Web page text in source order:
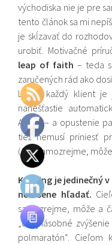
východiska nie je pre
tento článok sa mi
je skĺzavať do
urobiť. Motivačné
leap of faith – teda
zaručených rád ako
Lenže každý klient
nanešťastie
Apple – a opustenie
tiež nemusí priniesť
(Ale, samozrejme,
Koučing je jedinečný
nerušene hľadať.
samozrejme, môže a
„dvojnásobné
polmaratón“. Cieľom